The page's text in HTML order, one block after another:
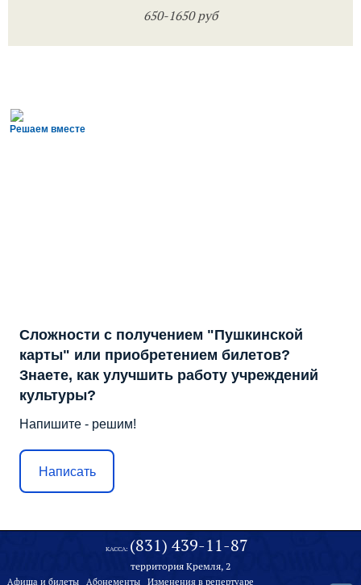
650-1650 руб
Решаем вместе
Сложности с получением "Пушкинской
карты" или приобретением билетов?
Знаете, как улучшить работу учреждений
культуры?
Напишите - решим!
Написать
КАССА: (831) 439-11-87
территория Кремля, 2
Афиша и билеты Абонементы Изменения в репертуаре